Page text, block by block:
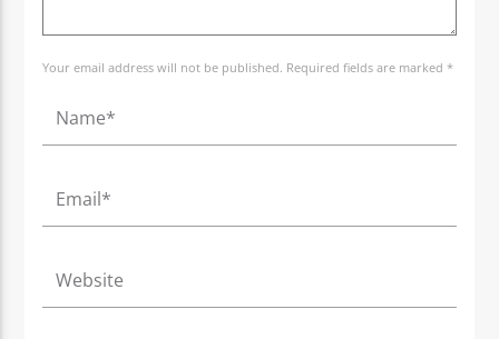
Your email address will not be published. Required fields are marked *